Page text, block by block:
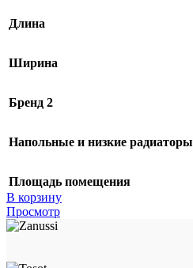
Длина
Ширина
Бренд 2
Напольные и низкие радиаторы
Площадь помещения
В корзину
Просмотр